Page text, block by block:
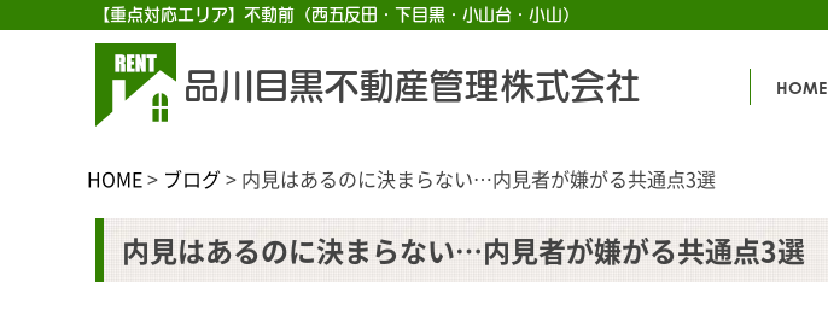
【重点対応エリア】不動前（西五反田・下目黒・小山台・小山）
品川目黒不動産管理株式会社 HOME
HOME> ブログ> 内見はあるのに決まらない…内見者が嫌がる共通点3選
内見はあるのに決まらない…内見者が嫌がる共通点3選